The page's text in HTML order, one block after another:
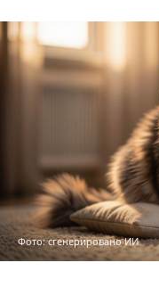
Фото: сгенерировано ИИ